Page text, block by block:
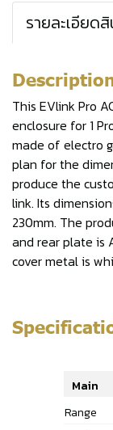
รายละเอียด
This EVlink Pro
enclosure for 1
made of electro
plan for the
produce the
link. Its
230mm. The
and rear plate is
cover metal is
Main
Range